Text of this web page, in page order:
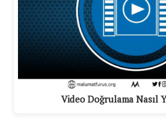
Video Doğrulama Nasıl